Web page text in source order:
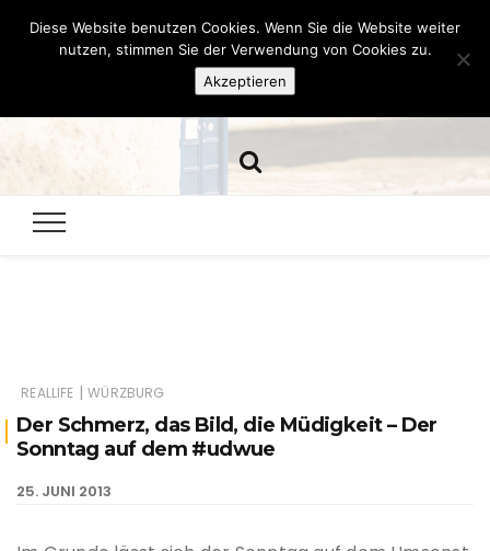
Hazamelistan
REALLIFE | WÜRZBURG
Der Schmerz, das Bild, die Müdigkeit – Der
Sonntag auf dem #udwue
25. JUNI 2013
Diese Website benutzen Cookies. Wenn Sie die Website weiter
nutzen, stimmen Sie der Verwendung von Cookies zu.
Akzeptieren